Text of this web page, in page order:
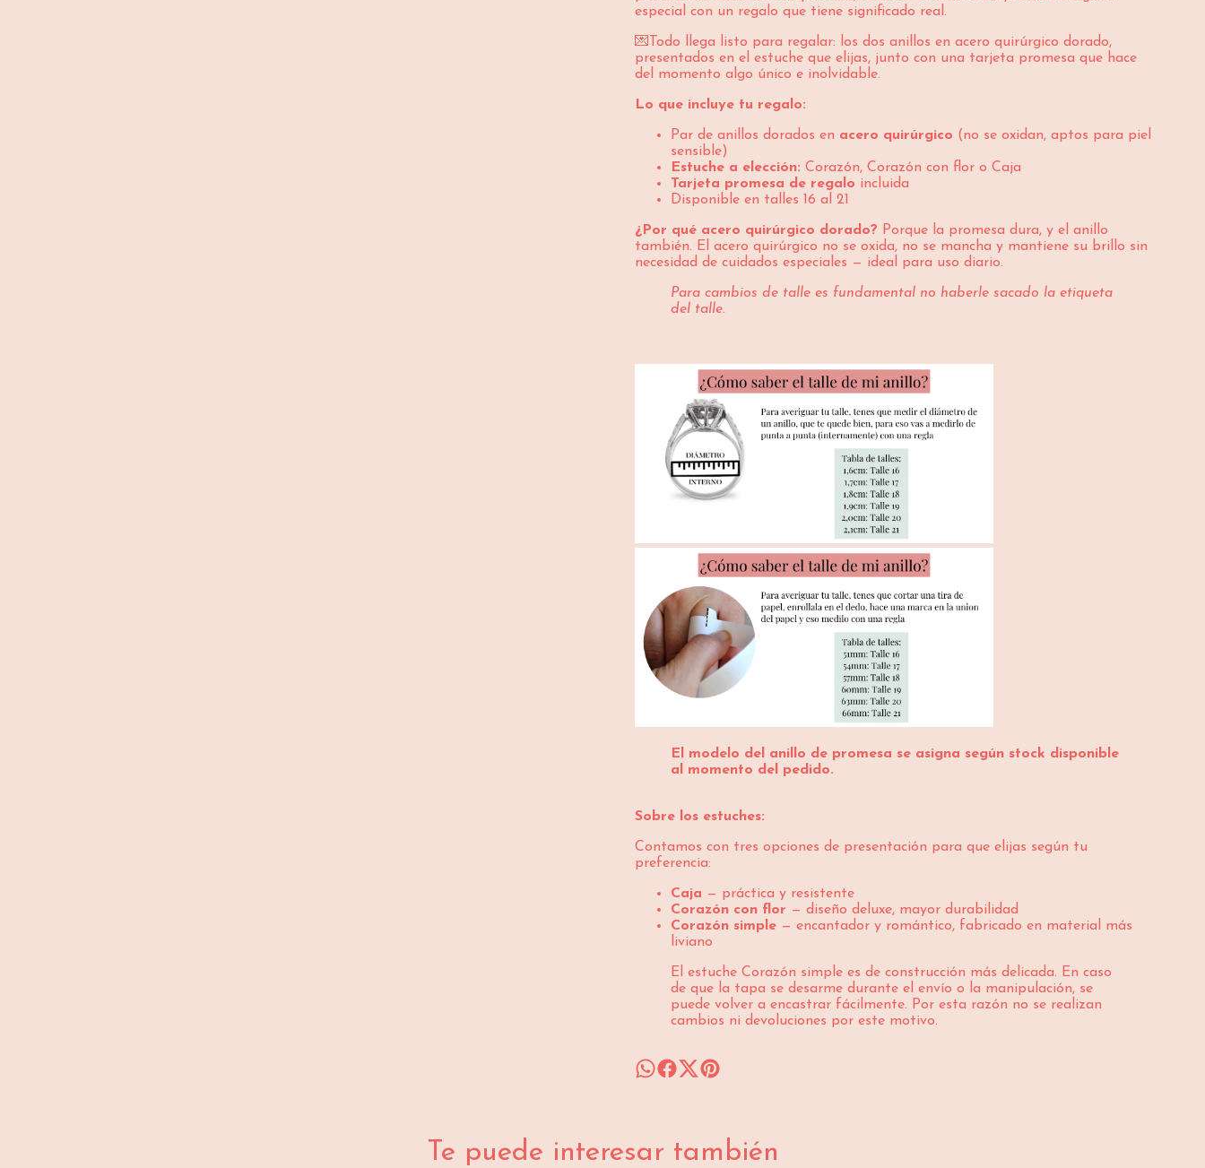
especial con un regalo que tiene significado real.
💌Todo llega listo para regalar: los dos anillos en acero quirúrgico dorado,
presentados en el estuche que elijas, junto con una tarjeta promesa que hace
del momento algo único e inolvidable.
Lo que incluye tu regalo:
Par de anillos dorados en acero quirúrgico (no se oxidan, aptos para piel
sensible)
Estuche a elección: Corazón, Corazón con flor o Caja
Tarjeta promesa de regalo incluida
Disponible en talles 16 al 21
¿Por qué acero quirúrgico dorado? Porque la promesa dura, y el anillo
también. El acero quirúrgico no se oxida, no se mancha y mantiene su brillo sin
necesidad de cuidados especiales — ideal para uso diario.
Para cambios de talle es fundamental no haberle sacado la etiqueta
del talle.
El modelo del anillo de promesa se asigna según stock disponible
al momento del pedido.
Sobre los estuches:
Contamos con tres opciones de presentación para que elijas según tu
preferencia:
Caja — práctica y resistente
Corazón con flor — diseño deluxe, mayor durabilidad
Corazón simple — encantador y romántico, fabricado en material más
liviano
El estuche Corazón simple es de construcción más delicada. En caso
de que la tapa se desarme durante el envío o la manipulación, se
puede volver a encastrar fácilmente. Por esta razón no se realizan
cambios ni devoluciones por este motivo.
Te puede interesar también